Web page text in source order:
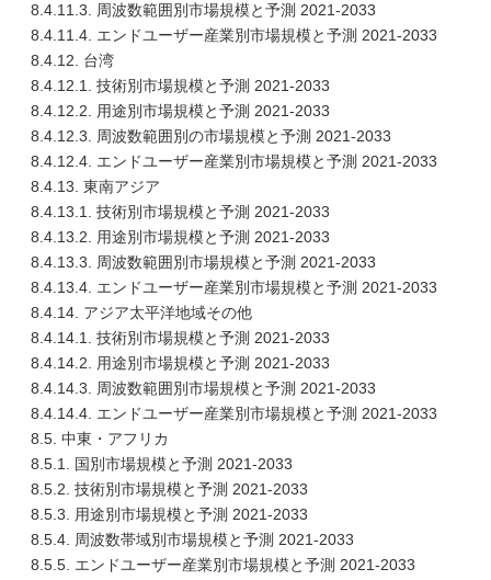
8.4.11.3. 周波数範囲別市場規模と予測 2021-2033
8.4.11.4. エンドユーザー産業別市場規模と予測 2021-2033
8.4.12. 台湾
8.4.12.1. 技術別市場規模と予測 2021-2033
8.4.12.2. 用途別市場規模と予測 2021-2033
8.4.12.3. 周波数範囲別の市場規模と予測 2021-2033
8.4.12.4. エンドユーザー産業別市場規模と予測 2021-2033
8.4.13. 東南アジア
8.4.13.1. 技術別市場規模と予測 2021-2033
8.4.13.2. 用途別市場規模と予測 2021-2033
8.4.13.3. 周波数範囲別市場規模と予測 2021-2033
8.4.13.4. エンドユーザー産業別市場規模と予測 2021-2033
8.4.14. アジア太平洋地域その他
8.4.14.1. 技術別市場規模と予測 2021-2033
8.4.14.2. 用途別市場規模と予測 2021-2033
8.4.14.3. 周波数範囲別市場規模と予測 2021-2033
8.4.14.4. エンドユーザー産業別市場規模と予測 2021-2033
8.5. 中東・アフリカ
8.5.1. 国別市場規模と予測 2021-2033
8.5.2. 技術別市場規模と予測 2021-2033
8.5.3. 用途別市場規模と予測 2021-2033
8.5.4. 周波数帯域別市場規模と予測 2021-2033
8.5.5. エンドユーザー産業別市場規模と予測 2021-2033